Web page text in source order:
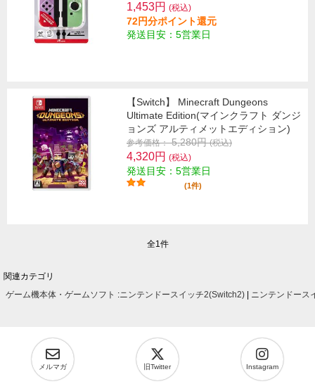
1,453円 (税込)
72円分ポイント還元
発送目安：5営業日
【Switch】 Minecraft Dungeons
Ultimate Edition(マインクラフト ダンジ
ョンズ アルティメットエディション)
参考価格： 5,280円(税込)
4,320円 (税込)
発送目安：5営業日
(1件)
全1件
関連カテゴリ
ゲーム機本体・ゲームソフト :ニンテンドースイッチ2(Switch2) ニンテンドース
メルマガ 旧Twitter Instagram